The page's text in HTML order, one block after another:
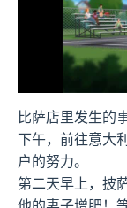
比萨店里发生的
下午，前往意大
户的努力。
第二天早上，披